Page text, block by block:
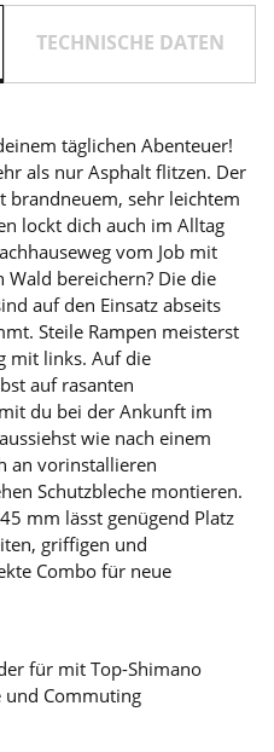
TECHNISCHE DATEN
täglichen Abenteuer!
als nur Asphalt flitzen. Der
brandneuem, sehr leichtem
lockt dich auch im Alltag
vom Job mit
bereichern? Die die
auf den Einsatz abseits
Steile Rampen meisterst
mit links. Auf die
auf rasanten
du bei der Ankunft im
wie nach einem
an vorinstallieren
Schutzbleche montieren.
mm lässt genügend Platz
griffigen und
Combo für neue
für mit Top-Shimano
und Commuting